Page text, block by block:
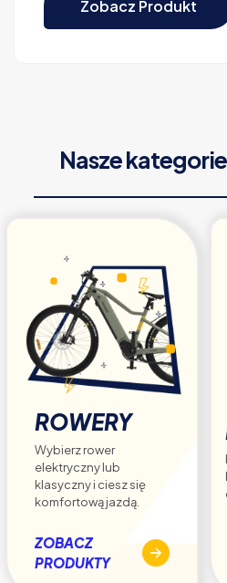
Zobacz Produkt
Nasze
ROWERY
Wybierz rower
elektryczny lub
klasyczny i ciesz się
komfortową jazdą.
ZOBACZ
PRODUKTY